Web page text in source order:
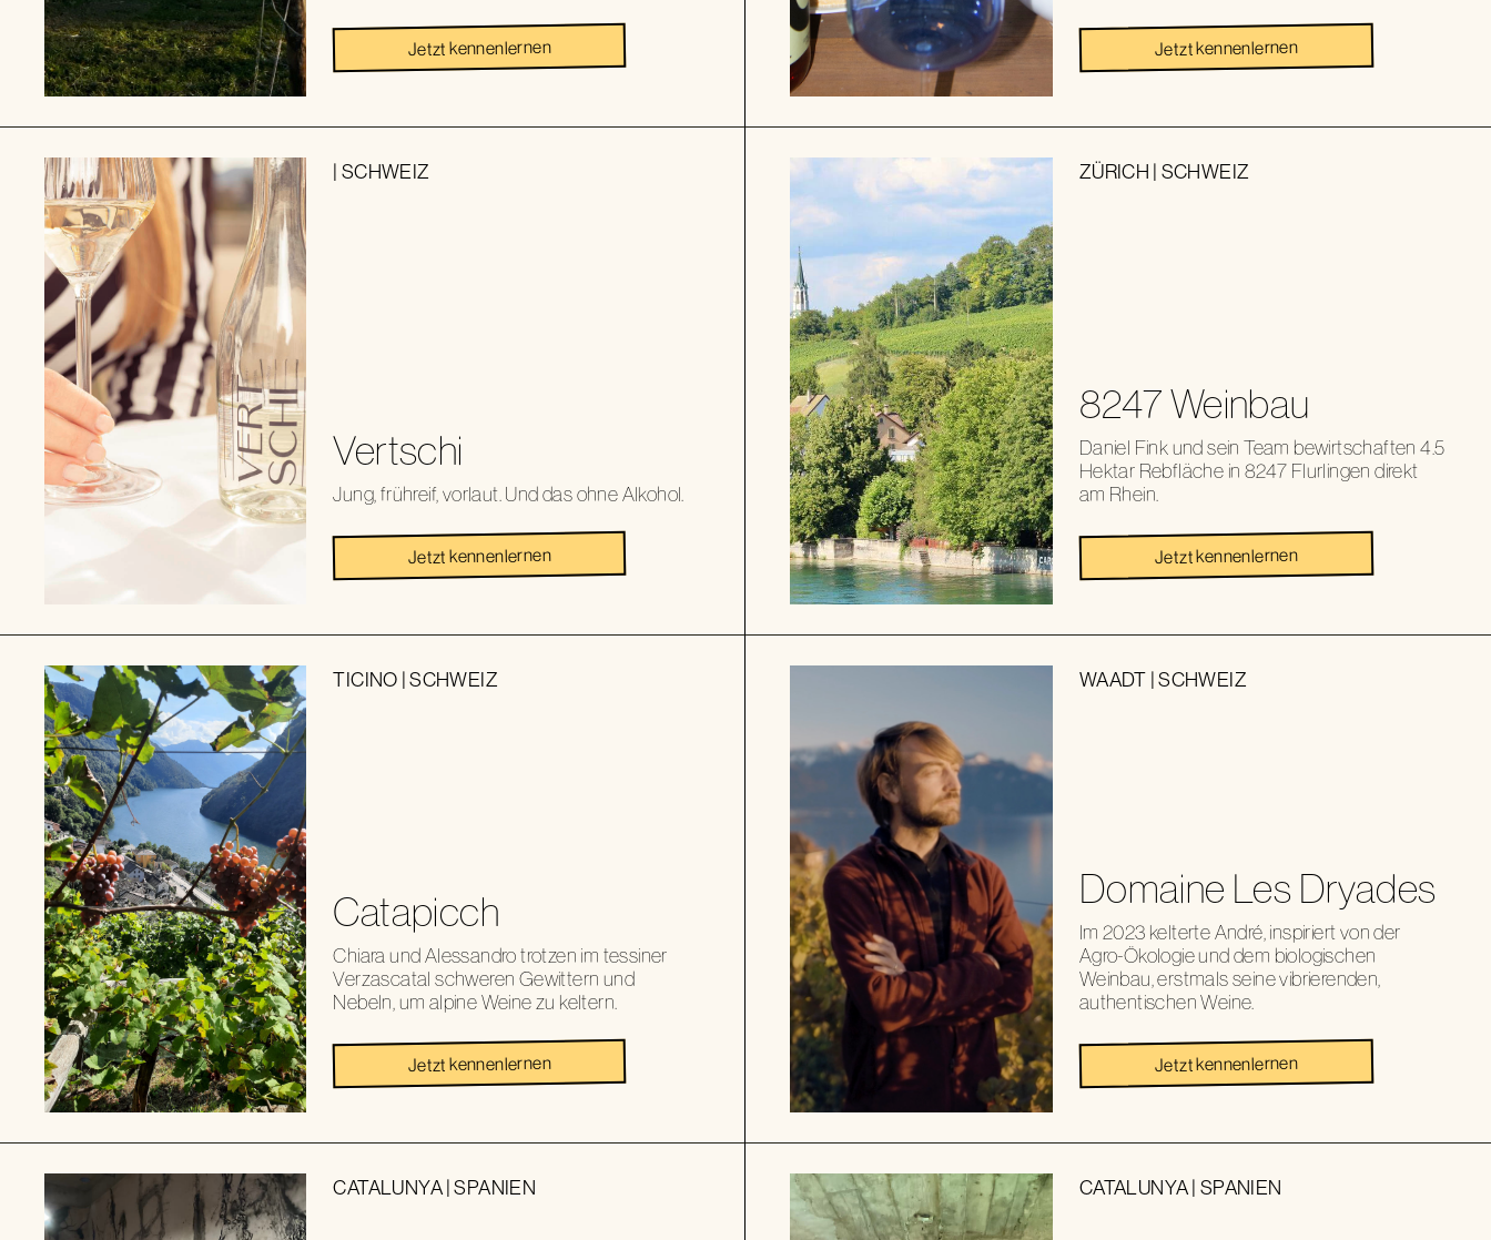
Jetzt kennenlernen Jetzt kennenlernen
| SCHWEIZ
Vertschi
Jung, frühreif, vorlaut. Und das ohne Alkohol.
Jetzt kennenlernen
ZÜRICH | SCHWEIZ
8247 Weinbau
Daniel Fink und sein Team bewirtschaften 4.5
Hektar Rebfläche in 8247 Flurlingen direkt
am Rhein.
Jetzt kennenlernen
TICINO |SCHWEIZ
Catapicch
Chiara und Alessandro trotzen im tessiner
Verzascatal schweren Gewittern und
Nebeln, um alpine Weine zu keltern.
Jetzt kennenlernen
WAADT |SCHWEIZ
Domaine Les Dryades
Im 2023 kelterte André, inspiriert von der
Agro-Ökologie und dem biologischen
Weinbau, erstmals seine vibrierenden,
authentischen Weine.
Jetzt kennenlernen
CATALUNYA|SPANIEN CATALUNYA| SPANIEN